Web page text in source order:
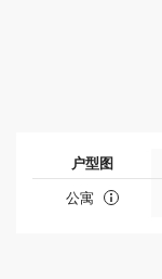
户型图
公寓